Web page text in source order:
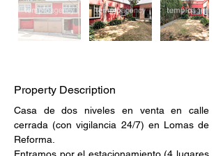
Property Description
Casa de dos niveles en venta en calle
cerrada (con vigilancia 24/7) en Lomas de
Reforma.